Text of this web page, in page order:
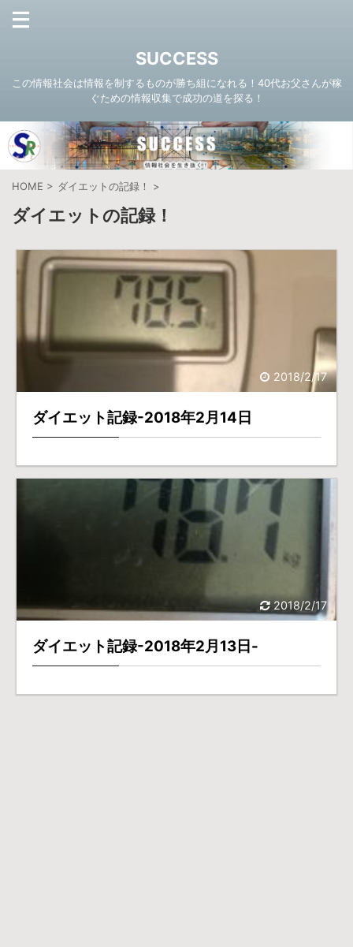
SUCCESS
この情報社会は情報を制するものが勝ち組になれる！40代お父さんが稼
ぐための情報収集で成功の道を探る！
HOME > ダイエットの記録！ >
ダイエットの記録！
2018/2/17
ダイエット記録-2018年2月14日
2018/2/17
ダイエット記録-2018年2月13日-